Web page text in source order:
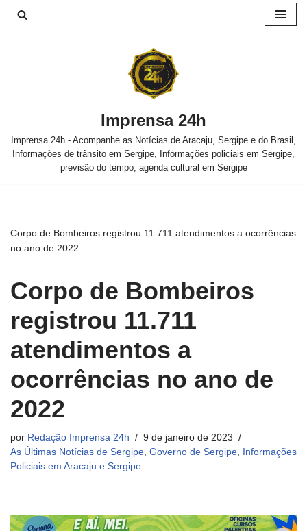
Imprensa 24h
Imprensa 24h - Acompanhe as Notícias de Aracaju, Sergipe e do Brasil,
Informações de trânsito em Sergipe, Informações policiais em Sergipe,
previsão do tempo, agenda cultural em Sergipe
Corpo de Bombeiros registrou 11.711 atendimentos a ocorrências
no ano de 2022
Corpo de Bombeiros
registrou 11.711
atendimentos a
ocorrências no ano de
2022
por Redação Imprensa 24h
9 de janeiro de 2023
As Últimas Notícias de Sergipe, Governo de Sergipe,
Informações
Policiais em Aracaju e Sergipe